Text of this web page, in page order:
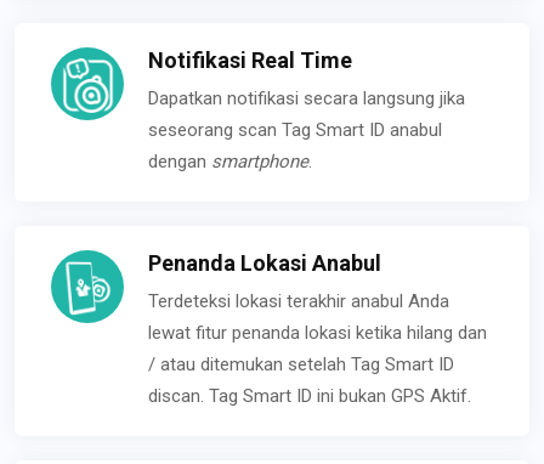
Notifikasi Real Time
Dapatkan notifikasi secara langsung jika
seseorang scan Tag Smart ID anabul
dengan smartphone.
Penanda Lokasi Anabul
Terdeteksi lokasi terakhir anabul Anda
lewat fitur penanda lokasi ketika hilang dan
/ atau ditemukan setelah Tag Smart ID
discan. Tag Smart ID ini bukan GPS Aktif.